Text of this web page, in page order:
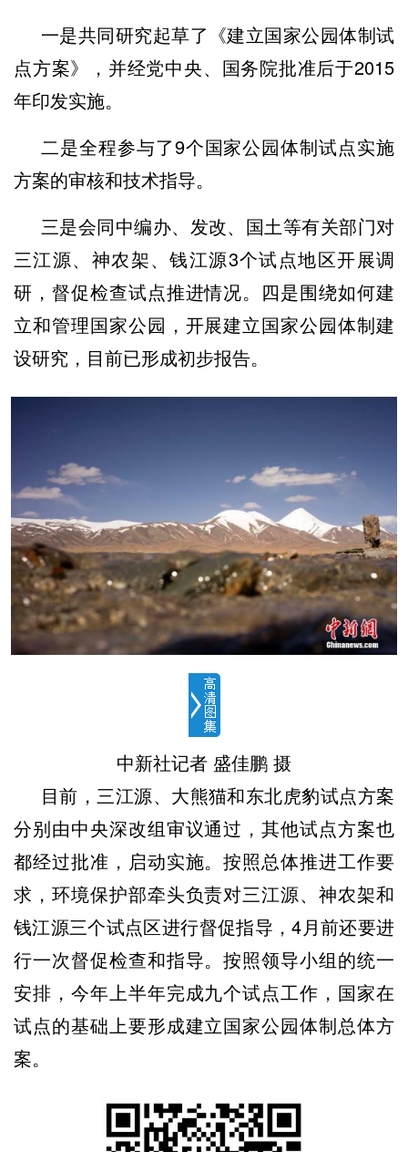
一是共同研究起草了《建立国家公园体制试
点方案》，并经党中央、国务院批准后于2015
年印发实施。
二是全程参与了9个国家公园体制试点实施
方案的审核和技术指导。
三是会同中编办、发改、国土等有关部门对
三江源、神农架、钱江源3个试点地区开展调
研，督促检查试点推进情况。四是围绕如何建
立和管理国家公园，开展建立国家公园体制建
设研究，目前已形成初步报告。
中新社记者 盛佳鹏 摄
目前，三江源、大熊猫和东北虎豹试点方案
分别由中央深改组审议通过，其他试点方案也
都经过批准，启动实施。按照总体推进工作要
求，环境保护部牵头负责对三江源、神农架和
钱江源三个试点区进行督促指导，4月前还要进
行一次督促检查和指导。按照领导小组的统一
安排，今年上半年完成九个试点工作，国家在
试点的基础上要形成建立国家公园体制总体方
案。